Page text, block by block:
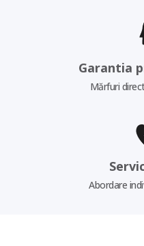
Garantia
Mărfuri
Abordare